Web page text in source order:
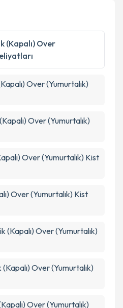
(Kapalı) Over
Over (Yumurtalık)
Over (Yumurtalık)
Over (Yumurtalık) Kist
Over (Yumurtalık) Kist
(Kapalı) Over (Yumurtalık)
Over (Yumurtalık)
Over (Yumurtalık)